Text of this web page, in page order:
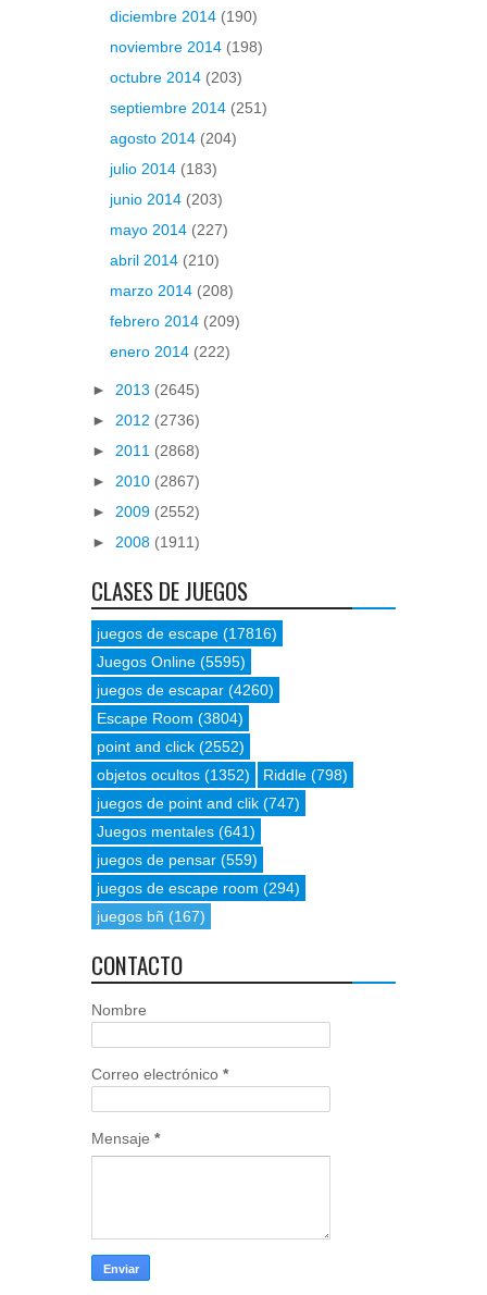
diciembre 2014 (190)
noviembre 2014 (198)
octubre 2014 (203)
septiembre 2014 (251)
agosto 2014 (204)
julio 2014 (183)
junio 2014 (203)
mayo 2014 (227)
abril 2014 (210)
marzo 2014 (208)
febrero 2014 (209)
enero 2014 (222)
► 2013 (2645)
► 2012 (2736)
► 2011 (2868)
► 2010 (2867)
► 2009 (2552)
► 2008 (1911)
CLASES DE JUEGOS
juegos de escape (17816)
Juegos Online (5595)
juegos de escapar (4260)
Escape Room (3804)
point and click (2552)
objetos ocultos (1352) Riddle (798)
juegos de point and clik (747)
Juegos mentales (641)
juegos de pensar (559)
juegos de escape room (294)
juegos bñ (167)
CONTACTO
Nombre
Correo electrónico *
Mensaje *